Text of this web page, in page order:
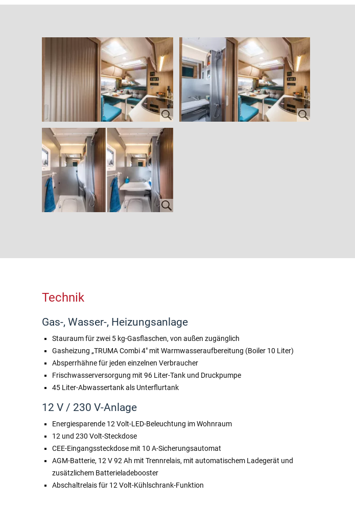
Technik
Gas-, Wasser-, Heizungsanlage
Stauraum für zwei 5 kg-Gasflaschen, von außen zugänglich
Gasheizung „TRUMA Combi 4″ mit Warmwasseraufbereitung (Boiler 10 Liter)
Absperrhähne für jeden einzelnen Verbraucher
Frischwasserversorgung mit 96 Liter-Tank und Druckpumpe
45 Liter-Abwassertank als Unterflurtank
12 V / 230 V-Anlage
Energiesparende 12 Volt-LED-Beleuchtung im Wohnraum
12 und 230 Volt-Steckdose
CEE-Eingangssteckdose mit 10 A-Sicherungsautomat
AGM-Batterie, 12 V 92 Ah mit Trennrelais, mit automatischem Ladegerät und
zusätzlichem Batterieladebooster
Abschaltrelais für 12 Volt-Kühlschrank-Funktion